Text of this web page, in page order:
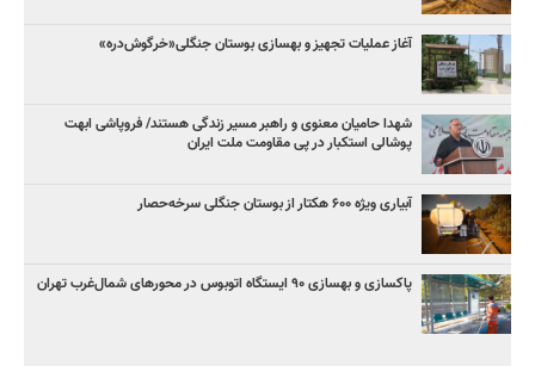
آغاز عملیات تجهیز و بهسازی بوستان جنگلی«خرگوش‌دره»
شهدا حامیان معنوی و راهبر مسیر زندگی هستند/ فروپاشی ابهت
پوشالی استکبار در پی مقاومت ملت ایران
آبیاری ویژه ۶۰۰ هکتار از بوستان جنگلی سرخه‌حصار
پاکسازی و بهسازی ۹۰ ایستگاه اتوبوس در محورهای شمال‌غرب تهران